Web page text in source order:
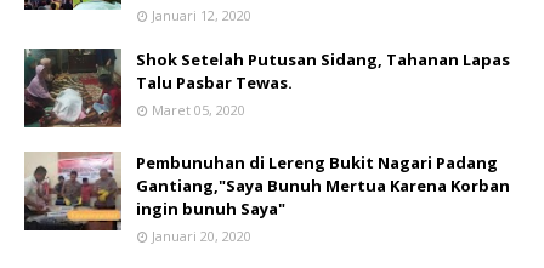
Januari 12, 2020
Shok Setelah Putusan Sidang, Tahanan Lapas
Talu Pasbar Tewas.
Maret 05, 2020
Pembunuhan di Lereng Bukit Nagari Padang
Gantiang,"Saya Bunuh Mertua Karena Korban
ingin bunuh Saya"
Januari 20, 2020